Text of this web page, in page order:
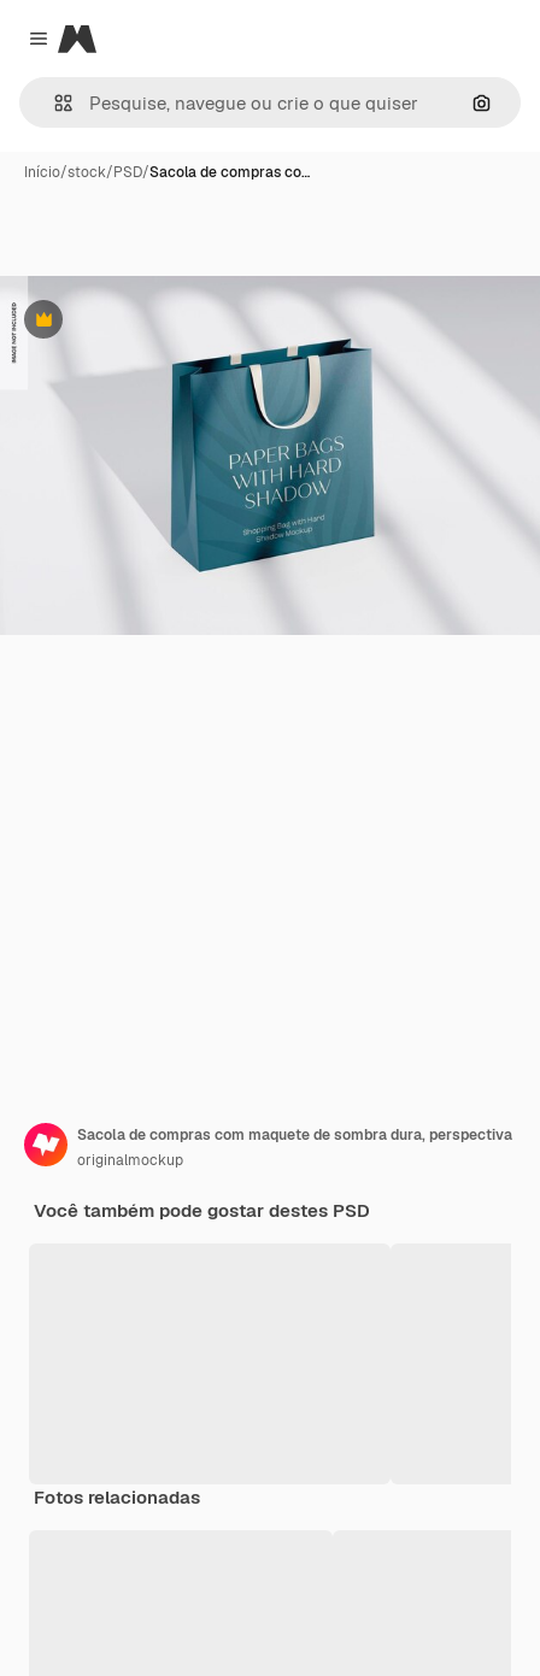
Close menu
Magnific
Início/stock/PSD/Sacola de compras co…
Premium
Sacola de compras com maquete de sombra dura, perspectiva
originalmockup
Você também pode gostar destes PSD
Fotos relacionadas